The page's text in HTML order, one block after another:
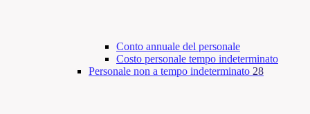
Conto annuale del personale
Costo personale tempo indeterminato
Personale non a tempo indeterminato 28